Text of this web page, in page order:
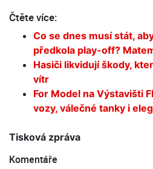
Čtěte více:
Co se dnes musí stát,
předkola play-off?
Hasiči likvidují škody,
vítr
For Model na Výstavišti
vozy, válečné tanky i
Tisková zpráva
Komentáře